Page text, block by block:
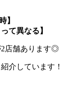
】
て異なる】
2店舗あります◎
介しています！